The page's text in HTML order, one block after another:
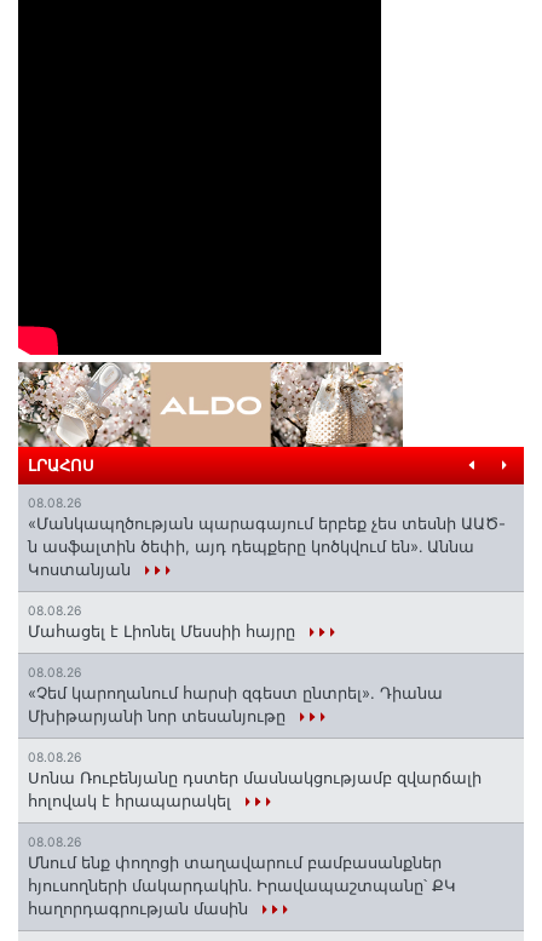
ԼՐԱՀՈՍ
08.08.26
«Մանկապղծության պարագայում երբեք չես տեսնի ԱԱԾ-
ն ասֆալտին ծեփի, այդ դեպքերը կոծկվում են»․ Աննա
Կոստանյան
08.08.26
Մահացել է Լիոնել Մեսսիի հայրը
08.08.26
«Չեմ կարողանում հարսի զգեստ ընտրել». Դիանա
Մխիթարյանի նոր տեսանյութը
08.08.26
Սոնա Ռուբենյանը դստեր մասնակցությամբ զվարճալի
հոլովակ է հրապարակել
08.08.26
Մնում ենք փողոցի տաղավարում բամբասանքներ
հյուսողների մակարդակին․ Իրավապաշտպանը՝ ՔԿ
հաղորդագրության մասին